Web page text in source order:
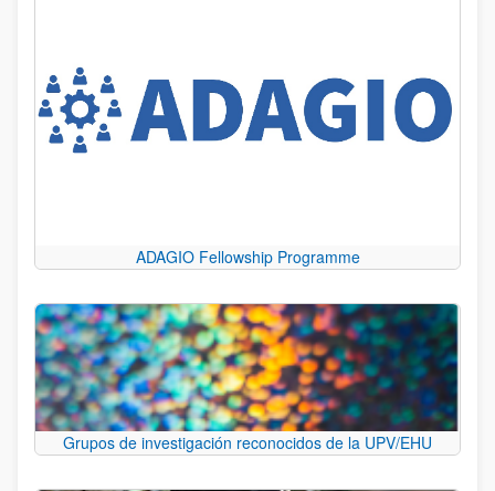
ADAGIO Fellowship Programme
Grupos de investigación reconocidos de la UPV/EHU